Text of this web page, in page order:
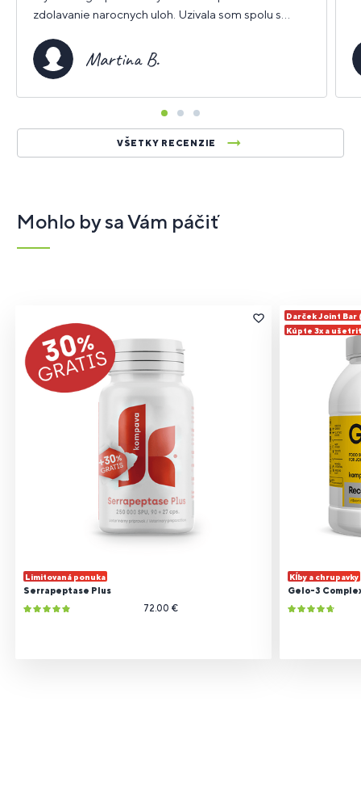
VŠETKY RECENZIE
zdolavanie narocnych uloh. Uzivala som spolu s
Martina B.
Mohlo by sa Vám páčiť
Limitovaná ponuka
Serrapeptase Plus
72.00 €
Darček Joint Bar
Kúpte 3x a
Kĺby a chrupavky
Gelo-3